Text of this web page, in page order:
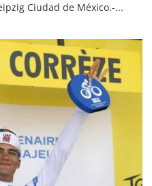
Ciudad de México.-...